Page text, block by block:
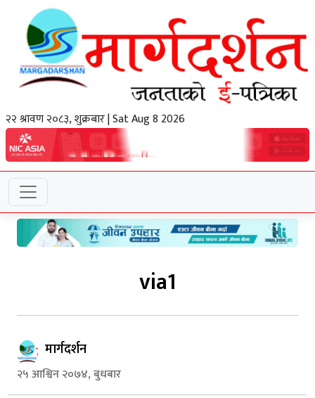
२२ श्रावण २०८३, शुक्रबार | Sat Aug 8 2026
via1
मार्गदर्शन
२५ आश्विन २०७४, बुधबार